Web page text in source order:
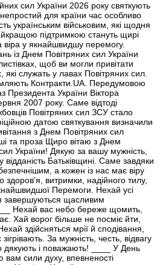
сил України 2026 року святкують
для країни час особливо
українським військовим, які щодня
підтримкою стануть щирі
у якнайшвидшу перемогу.
із Днем Повітряних сил України
щоб ви могли привітати
які служать у лавах Повітряних сил.
Контракти.UA. Передумовою
Президента України Віктора
2007 року. Саме відтоді
Повітряних сил ЗСУ стало
датою святкування визначили
з Днем Повітряних сил
та проза Щиро вітаю з Днем
України! Дякую за вашу мужність,
Батьківщині. Саме завдяки
а кожен із нас має віру
витримки, надійного тилу,
Перемоги. Нехай усі
завершуються щасливим
Нехай вас небо береже щомить,
Хай ворог більше не посміє йти,
здійсняться мрії й сподівання,
За мужність, честь, відвагу
і поважають! ____ У День
сили духу, впевненості